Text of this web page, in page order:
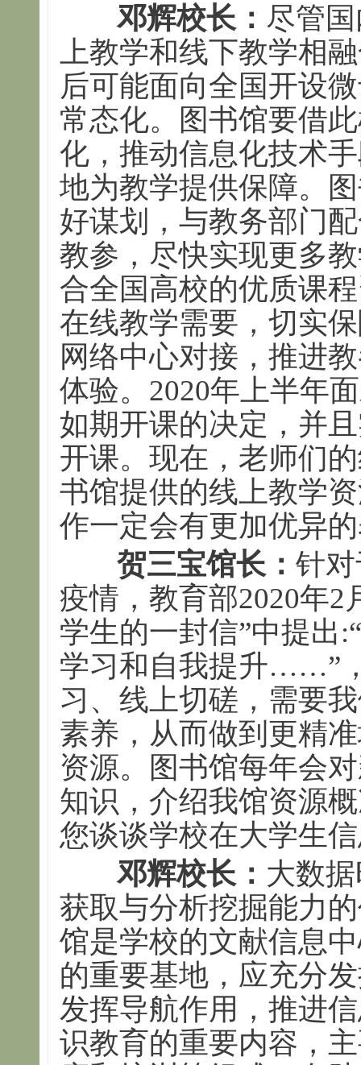
邓辉校长： 尽管
上教学和线下教学相
后可能面向全国开设
常态化。图书馆要借
化，推动信息化技术
地为教学提供保障。
好谋划，与教务部门
教参，尽快实现更多
合全国高校的优质课
在线教学需要，切实
网络中心对接，推进
体验。2020年上半年
如期开课的决定，并
开课。现在，老师们
书馆提供的线上教学
作一定会有更加优异
贺三宝馆长： 针
疫情，教育部2020年2
学生的一封信”中提出
学习和自我提升……”
习、线上切磋，需要
素养，从而做到更精
资源。图书馆每年会
知识，介绍我馆资源
您谈谈学校在大学生
邓辉校长： 大数
获取与分析挖掘能力
馆是学校的文献信息
的重要基地，应充分
发挥导航作用，推进
识教育的重要内容，